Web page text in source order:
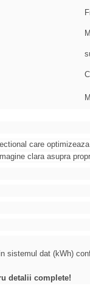
care
clara asupra
sistemul dat (kWh)
detalii complete!